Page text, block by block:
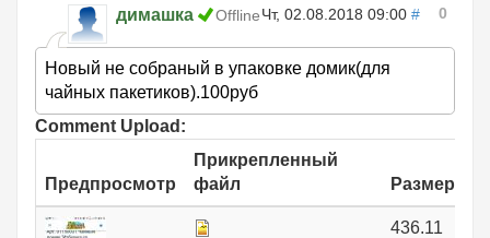
димашка Offline Чт, 02.08.2018 09:00 # 0
Новый не собраный в упаковке домик(для
чайных пакетиков).100руб
Comment Upload:
Предпросмотр
Прикрепленный
файл
Размер
436.11